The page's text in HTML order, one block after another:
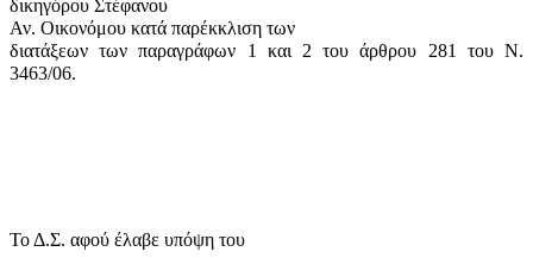
δικηγόρου Στέφανου
Αν. Οικονόμου κατά παρέκκλιση των
διατάξεων των παραγράφων 1 και 2 του άρθρου 281 του Ν.
3463/06.
Το Δ.Σ. αφού έλαβε υπόψη του